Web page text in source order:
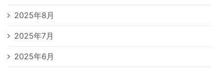
2025年8月
2025年7月
2025年6月